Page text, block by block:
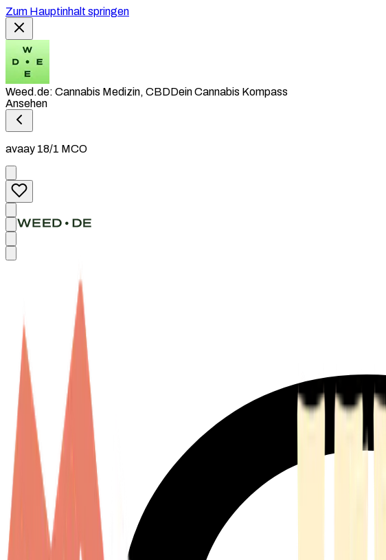
Zum Hauptinhalt springen
Weed.de: Cannabis Medizin, CBDDein Cannabis Kompass
Ansehen
avaay 18/1 MCO